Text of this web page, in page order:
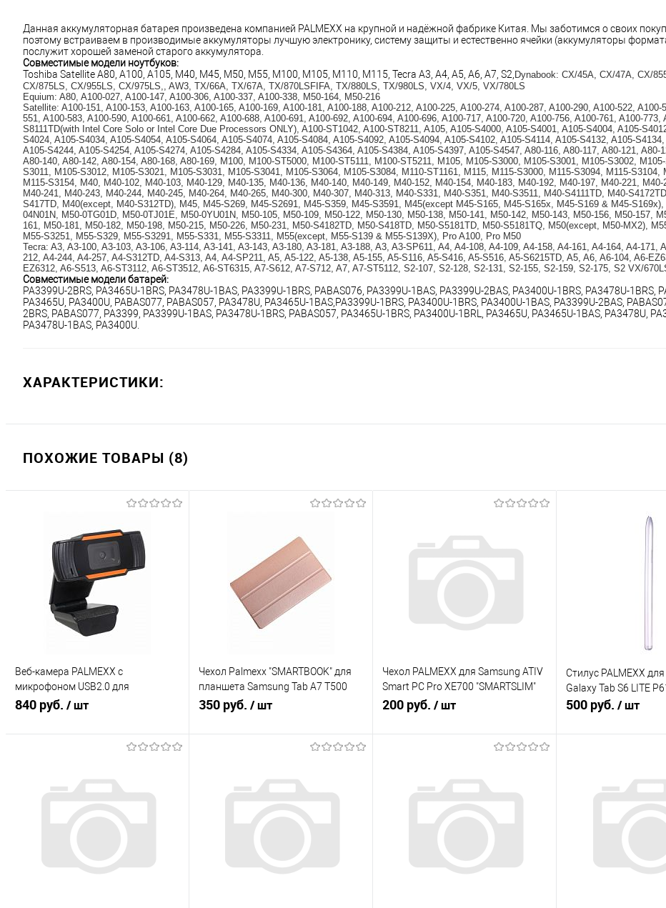
Данная аккумуляторная батарея произведена компанией PALMEXX на крупной и надёжной фабрике Китая. Мы заботимся о своих
поэтому встраиваем в производимые аккумуляторы лучшую электронику, систему защиты и естественно ячейки (аккумуляторы
послужит хорошей заменой старого аккумулятора.
Совместимые модели ноутбуков:
Toshiba Satellite A80, A100, A105, M40, M45, M50, M55, M100, M105, M110, M115, Tecra A3, A4, A5, A6, A7, S2, Dynabook: CX/45A, CX/47A, CX/
CX/875LS, CX/955LS, CX/975LS,, AW3, TX/66A, TX/67A, TX/870LSFIFA, TX/880LS, TX/980LS, VX/4, VX/5, VX/780LS
Equium: A80, A100-027, A100-147, A100-306, A100-337, A100-338, M50-164, M50-216
Satellite: A100-151, A100-153, A100-163, A100-165, A100-169, A100-181, A100-188, A100-212, A100-225, A100-274, A100-287, A100-290, A100-522, A100-
551, A100-583, A100-590, A100-661, A100-662, A100-688, A100-691, A100-692, A100-694, A100-696, A100-717, A100-720, A100-756, A100-761, A100-773,
S8111TD(with Intel Core Solo or Intel Core Due Processors ONLY), A100-ST1042, A100-ST8211, A105, A105-S4000, A105-S4001, A105-S4004, A105-
S4024, A105-S4034, A105-S4054, A105-S4064, A105-S4074, A105-S4084, A105-S4092, A105-S4094, A105-S4102, A105-S4114, A105-S4132, A105-S4134,
A105-S4244, A105-S4254, A105-S4274, A105-S4284, A105-S4334, A105-S4364, A105-S4384, A105-S4397, A105-S4547, A80-116, A80-117, A80-121, A80-
A80-140, A80-142, A80-154, A80-168, A80-169, M100, M100-ST5000, M100-ST5111, M100-ST5211, M105, M105-S3000, M105-S3001, M105-S3002,
S3011, M105-S3012, M105-S3021, M105-S3031, M105-S3041, M105-S3064, M105-S3084, M110-ST1161, M115, M115-S3000, M115-S3094, M115-S3104,
M115-S3154, M40, M40-102, M40-103, M40-129, M40-135, M40-136, M40-140, M40-149, M40-152, M40-154, M40-183, M40-192, M40-197, M40-221, M40-
M40-241, M40-243, M40-244, M40-245, M40-264, M40-265, M40-300, M40-307, M40-313, M40-S331, M40-S351, M40-S3511, M40-S4111TD, M40-
S417TD, M40(except, M40-S312TD), M45, M45-S269, M45-S2691, M45-S359, M45-S3591, M45(except M45-S165, M45-S165x, M45-S169 & M45-
04N01N, M50-0TG01D, M50-0TJ01E, M50-0YU01N, M50-105, M50-109, M50-122, M50-130, M50-138, M50-141, M50-142, M50-143, M50-156, M50-157,
161, M50-181, M50-182, M50-198, M50-215, M50-226, M50-231, M50-S4182TD, M50-S418TD, M50-S5181TD, M50-S5181TQ, M50(except, M50-MX2),
M55-S3251, M55-S329, M55-S3291, M55-S331, M55-S3311, M55(except, M55-S139 & M55-S139X), Pro A100, Pro M50
Tecra: A3, A3-100, A3-103, A3-106, A3-114, A3-141, A3-143, A3-180, A3-181, A3-188, A3, A3-SP611, A4, A4-108, A4-109, A4-158, A4-161, A4-164, A4-171,
212, A4-244, A4-257, A4-S312TD, A4-S313, A4, A4-SP211, A5, A5-122, A5-138, A5-155, A5-S116, A5-S416, A5-S516, A5-S6215TD, A5, A6, A6-104, A6-
EZ6312, A6-S513, A6-ST3112, A6-ST3512, A6-ST6315, A7-S612, A7-S712, A7, A7-ST5112, S2-107, S2-128, S2-131, S2-155, S2-159, S2-175, S2 VX/
Совместимые модели батарей:
PA3399U-2BRS, PA3465U-1BRS, PA3478U-1BAS, PA3399U-1BRS, PABAS076, PA3399U-1BAS, PA3399U-2BAS, PA3400U-1BRS, PA3478U-1BRS,
PA3465U, PA3400U, PABAS077, PABAS057, PA3478U, PA3465U-1BAS,PA3399U-1BRS, PA3400U-1BRS, PA3400U-1BAS, PA3399U-2BAS,
2BRS, PABAS077, PA3399, PA3399U-1BAS, PA3478U-1BRS, PABAS057, PA3465U-1BRS, PA3400U-1BRL, PA3465U, PA3465U-1BAS, PA3478U,
PA3478U-1BAS, PA3400U.
ХАРАКТЕРИСТИКИ:
ПОХОЖИЕ ТОВАРЫ (8)
Веб-камера PALMEXX с
микрофоном USB2.0 для
компьютера HD 720P
840 руб. / шт
Купить в 1 клик
К сравнению
В избранное
Чехол Palmexx "SMARTBOOK" для
планшета Samsung Tab A7 T500
10.4 / розовое золото
350 руб. / шт
Купить в 1 клик
К сравнению
В избранное
Чехол PALMEXX для Samsung ATIV
Smart PC Pro XE700 "SMARTSLIM"
кожзам /крокодил белый/
200 руб. / шт
Купить в 1 клик
К сравнению
В избранное
Стилус PALMEXX
Galaxy Tab S6 LITE
500 руб. / шт
Купить в 1 клик
В избранное